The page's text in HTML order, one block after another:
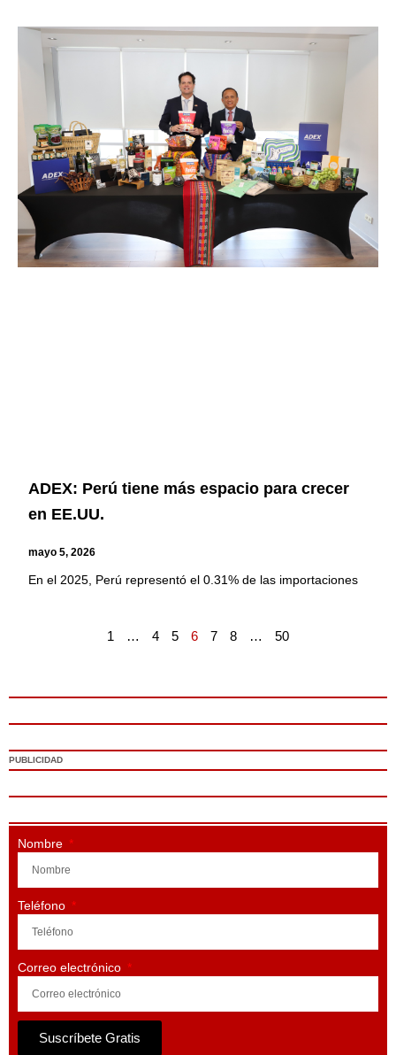
ADEX: Perú tiene más espacio para crecer
en EE.UU.
mayo 5, 2026
En el 2025, Perú representó el 0.31% de las importaciones
1 … 4 5 6 7 8 … 50
PUBLICIDAD
Nombre
Teléfono
Correo electrónico
Suscríbete Gratis